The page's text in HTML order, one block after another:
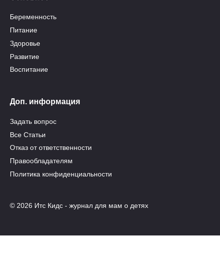
Беременность
Питание
Здоровье
Развитие
Воспитание
Доп. информация
Задать вопрос
Все Статьи
Отказ от ответственности
Правообладателям
Политика конфиденциальности
© 2026 Итс Кидс - журнал для мам о детях